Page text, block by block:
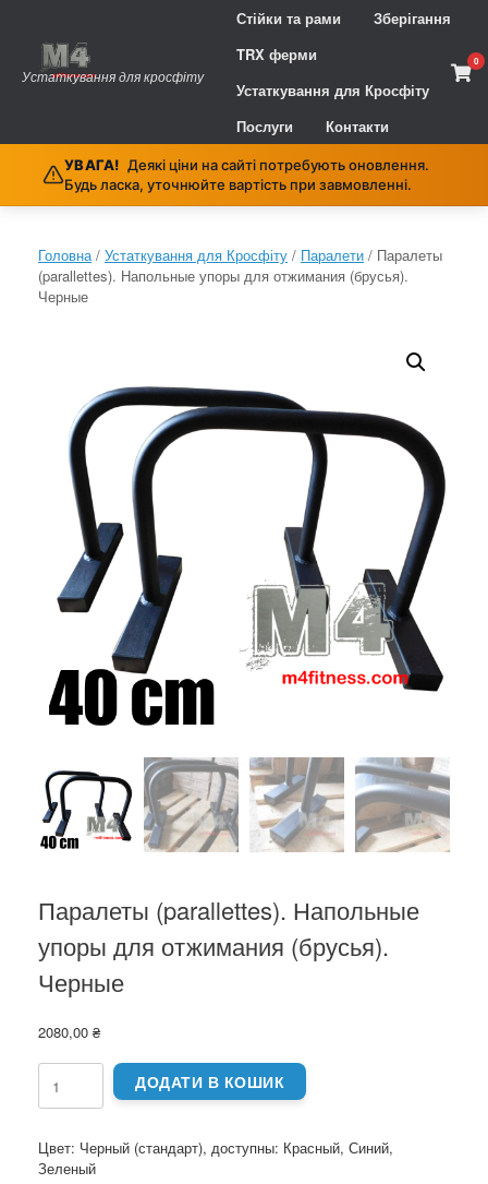
content
Устаткування для кросфіту
Стійки та рами
Зберігання
TRX ферми
Устаткування для Кросфіту
Послуги
Контакти
View
0
УВАГА! Деякі ціни на сайті потребують оновлення.
Будь ласка, уточнюйте вартість при завмовленні.
Головна/ Устаткування для Кросфіту / Паралети / Паралеты
(parallettes). Напольные упоры для отжимания (брусья).
Черные
Паралеты (parallettes). Напольные
упоры для отжимания (брусья).
Черные
2080,00 ₴
(parallettes).
Напольные
для
отжимания
ДОДАТИ В КОШИК
Цвет: Черный (стандарт), доступны: Красный, Синий,
Зеленый